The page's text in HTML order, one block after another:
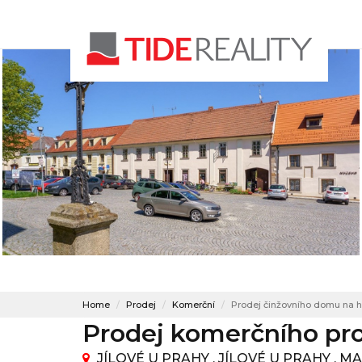
Home Prodej Komerční Prodej činžovního domu na
Prodej komerčního
JÍLOVÉ U PRAHY , JÍLOVÉ U PRAHY ,